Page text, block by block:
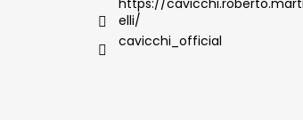
elli/
cavicchi_official